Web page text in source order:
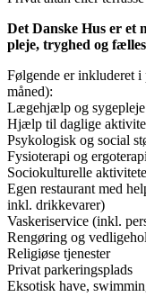
Det Danske Hus er et
pleje, tryghed og
Følgende er inkluderet
måned):
Lægehjælp og sygepleje
Hjælp til daglige
Psykologisk og social
Fysioterapi og ergoterapi
Sociokulturelle
Egen restaurant med
inkl. drikkevarer)
Vaskeriservice (inkl.
Rengøring og
Religiøse tjenester
Privat parkeringsplads
Eksotisk have,